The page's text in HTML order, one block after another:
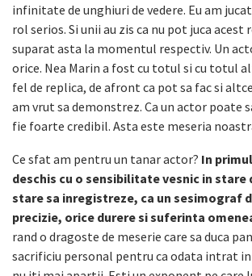
infinitate de unghiuri de vedere. Eu am
rol serios. Si unii au zis ca nu pot juca acest
suparat asta la momentul respectiv. Un
orice. Nea Marin a fost cu totul si cu totul
fel de replica, de afront ca pot sa fac si
am vrut sa demonstrez. Ca un actor poate
fie foarte credibil. Asta este meseria
Ce sfat am pentru un tanar actor? In
deschis cu o sensibilitate vesnic in stare
stare sa inregistreze, ca un sesimograf
precizie, orice durere si suferinta
rand o dragoste de meserie care sa duca
sacrificiu personal pentru ca odata intrat in